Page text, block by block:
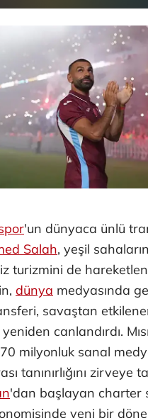
'un dünyaca ünlü
Salah, yeşil
turizmini de
dünya medyasında
savaştan
canlandırdı.
milyonluk sanal
tanınırlığını zirveye
'dan başlayan charter
yeni bir